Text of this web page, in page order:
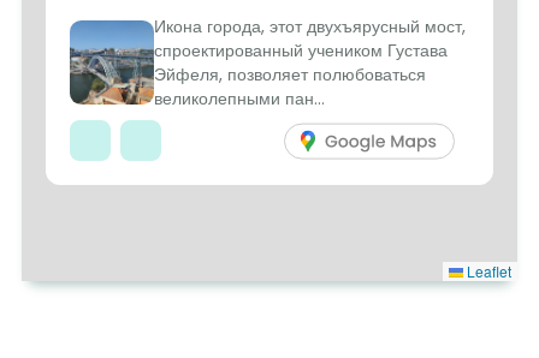
Leaflet
Икона города, этот двухъярусный мост,
спроектированный учеником Густава
Эйфеля, позволяет полюбоваться
великолепными пан...